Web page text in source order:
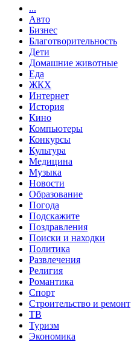
...
Авто
Бизнес
Благотворительность
Дети
Домашние животные
Еда
ЖКХ
Интернет
История
Кино
Компьютеры
Конкурсы
Культура
Медицина
Музыка
Новости
Образование
Погода
Подскажите
Поздравления
Поиски и находки
Политика
Развлечения
Религия
Романтика
Спорт
Строительство и ремонт
ТВ
Туризм
Экономика